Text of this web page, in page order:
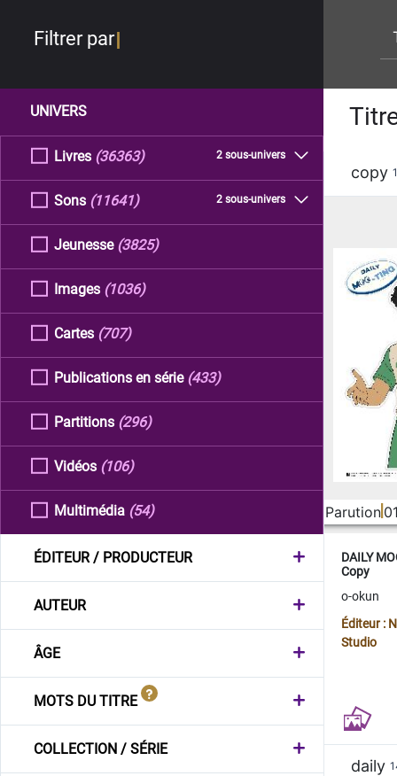
Filtrer par
UNIVERS
Livres 2 sous-univers
(36363)
Sons 2 sous-univers
(11641)
Jeunesse (3825)
Images (1036)
Cartes (707)
Publications en série (433)
Partitions (296)
Vidéos (106)
Multimédia (54)
ÉDITEUR / PRODUCTEUR
AUTEUR
ÂGE
MOTS DU TITRE
COLLECTION / SÉRIE
copy
Parution
DAILY
Copy
o-okun
Éditeur :
Studio
daily